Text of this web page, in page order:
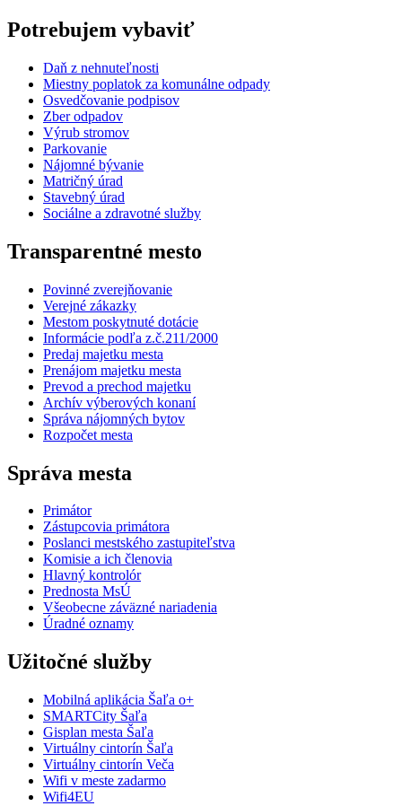
Potrebujem vybaviť
Daň z nehnuteľnosti
Miestny poplatok za komunálne odpady
Osvedčovanie podpisov
Zber odpadov
Výrub stromov
Parkovanie
Nájomné bývanie
Matričný úrad
Stavebný úrad
Sociálne a zdravotné služby
Transparentné mesto
Povinné zverejňovanie
Verejné zákazky
Mestom poskytnuté dotácie
Informácie podľa z.č.211/2000
Predaj majetku mesta
Prenájom majetku mesta
Prevod a prechod majetku
Archív výberových konaní
Správa nájomných bytov
Rozpočet mesta
Správa mesta
Primátor
Zástupcovia primátora
Poslanci mestského zastupiteľstva
Komisie a ich členovia
Hlavný kontrolór
Prednosta MsÚ
Všeobecne záväzné nariadenia
Úradné oznamy
Užitočné služby
Mobilná aplikácia Šaľa o+
SMARTCity Šaľa
Gisplan mesta Šaľa
Virtuálny cintorín Šaľa
Virtuálny cintorín Veča
Wifi v meste zadarmo
Wifi4EU